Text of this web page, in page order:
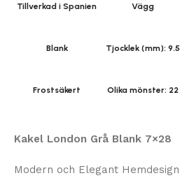
Tillverkad i Spanien Vägg
Blank Tjocklek (mm): 9.5
Frostsäkert Olika mönster: 22
Kakel London Grå Blank 7×28
Modern och Elegant Hemdesign